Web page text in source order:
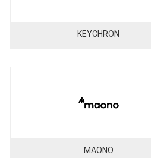
KEYCHRON
MAONO